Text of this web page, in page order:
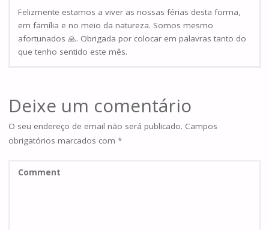
Felizmente estamos a viver as nossas férias desta forma,
em família e no meio da natureza. Somos mesmo
afortunados 🙏. Obrigada por colocar em palavras tanto do
que tenho sentido este mês.
Deixe um comentário
O seu endereço de email não será publicado. Campos
obrigatórios marcados com *